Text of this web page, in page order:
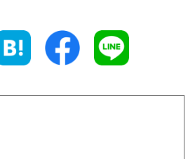
300円 富山県
300円 福井県
300円 300円